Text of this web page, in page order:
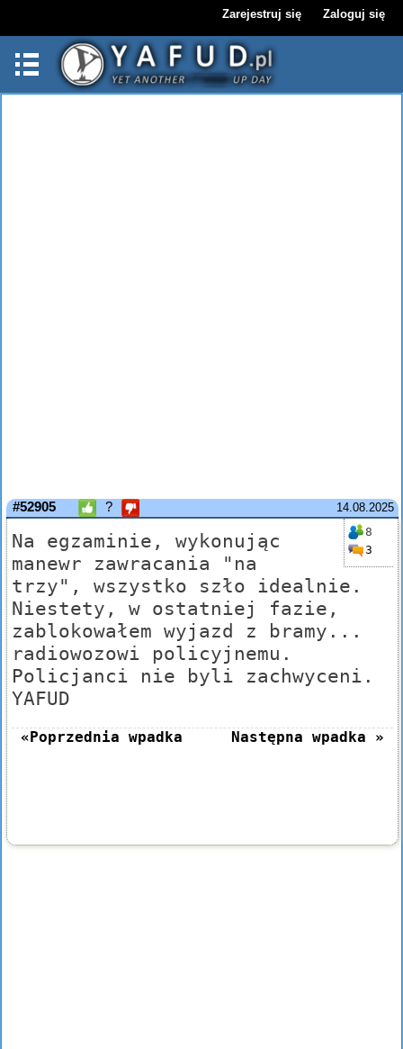
Zarejestruj się Zaloguj się
14.08.2025
#52905 ?
8
3
Na egzaminie, wykonując
manewr zawracania "na
trzy", wszystko szło idealnie.
Niestety, w ostatniej fazie,
zablokowałem wyjazd z bramy...
radiowozowi policyjnemu.
Policjanci nie byli zachwyceni.
YAFUD
«Poprzednia wpadka Następna wpadka »